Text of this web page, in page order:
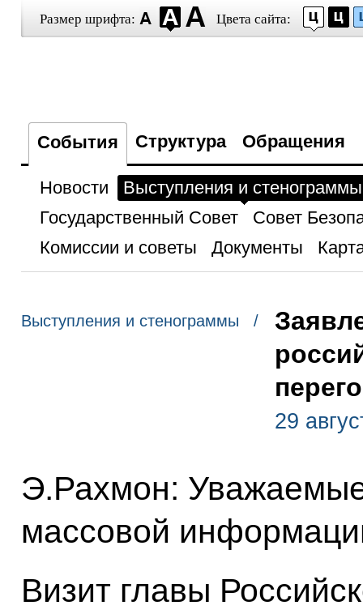
Размер шрифта: Цвета сайта:
События Структура Обращения
Новости
Выступления и стенограммы
Государственный Совет
Совет
Комиссии и советы
Документы
Выступления и стенограммы /
29
Э.Рахмон:
массовой
Визит главы